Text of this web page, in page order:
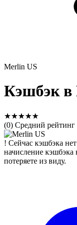
Merlin US
Кэшбэк в
★★★★★
(0) Средний рейтинг
! Сейчас кэшбэка нет
начисление
потеряете из виду.